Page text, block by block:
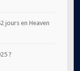
jours en Heaven
?